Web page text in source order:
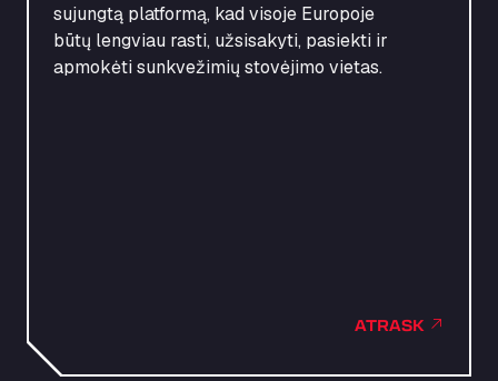
SUŽINOKITE DAUGIAU
SUŽINOKITE DAUGIAU
sujungtą platformą, kad visoje Europoje
būtų lengviau rasti, užsisakyti, pasiekti ir
apmokėti sunkvežimių stovėjimo vietas.
ATRASK